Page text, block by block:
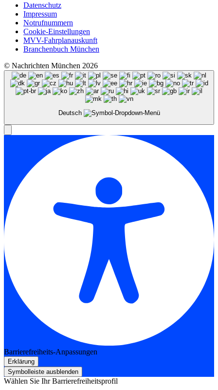
Datenschutz
Impressum
Notrufnummern
Cookie-Einstellungen
MVV-Fahrplanauskunft
Branchenbuch München
© Nachrichten München 2026
Deutsch
Barrierefreiheits-Anpassungen
Erklärung
Symbolleiste ausblenden
Wählen Sie Ihr Barrierefreiheitsprofil